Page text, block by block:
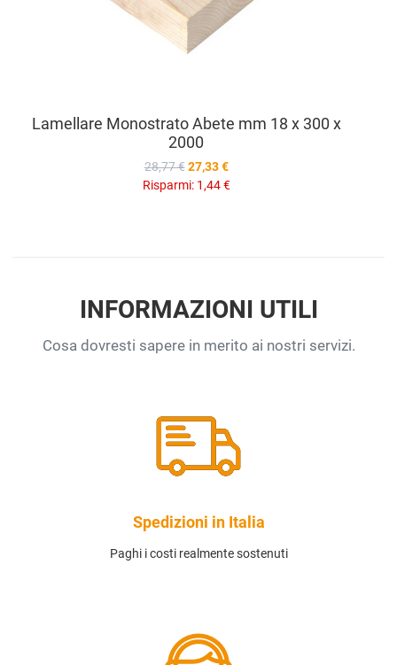
Lamellare Monostrato Abete mm 18 x 300 x
2000
28,77 € 27,33 €
Risparmi: 1,44 €
INFORMAZIONI UTILI
Cosa dovresti sapere in merito ai nostri servizi.
Spedizioni in Italia
Paghi i costi realmente sostenuti